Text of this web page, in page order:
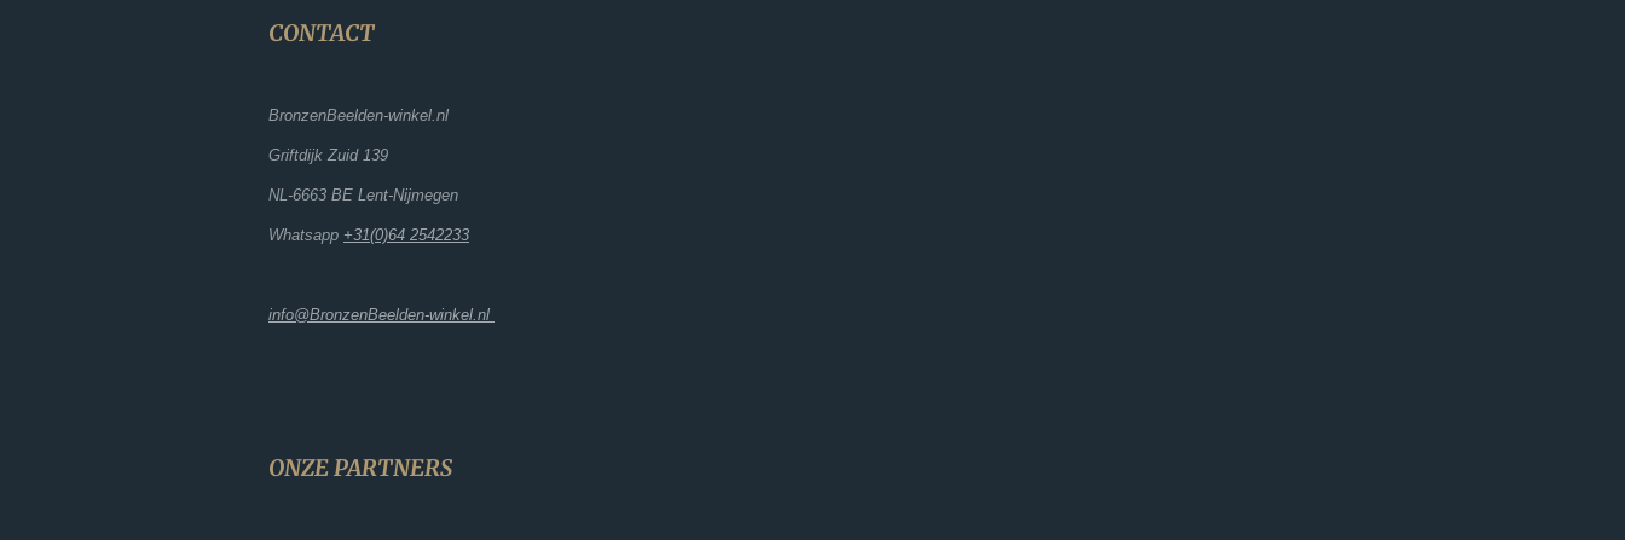
CONTACT
BronzenBeelden-winkel.nl
Griftdijk Zuid 139
NL-6663 BE Lent-Nijmegen
Whatsapp +31(0)64 2542233
info@BronzenBeelden-winkel.nl
ONZE PARTNERS